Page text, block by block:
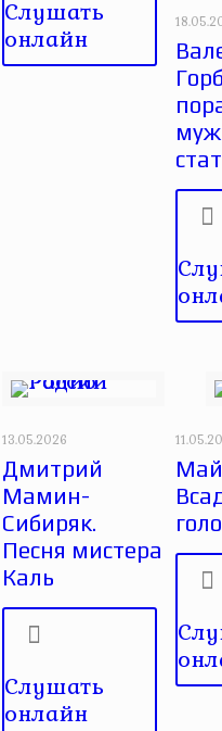
Слушать
онлайн
13.05.2026
Дмитрий
Мамин-
Сибиряк.
Песня мистера
Каль
Слушать
онлайн